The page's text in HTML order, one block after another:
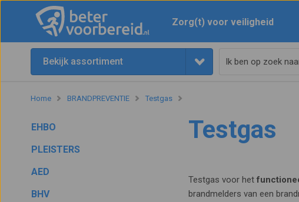
Zorg(t) voor veiligheid
Bekijk assortiment
Home BRANDPREVENTIE Testgas
EHBO
PLEISTERS
AED
BHV
Testgas
Testgas voor het
brandmelders van een